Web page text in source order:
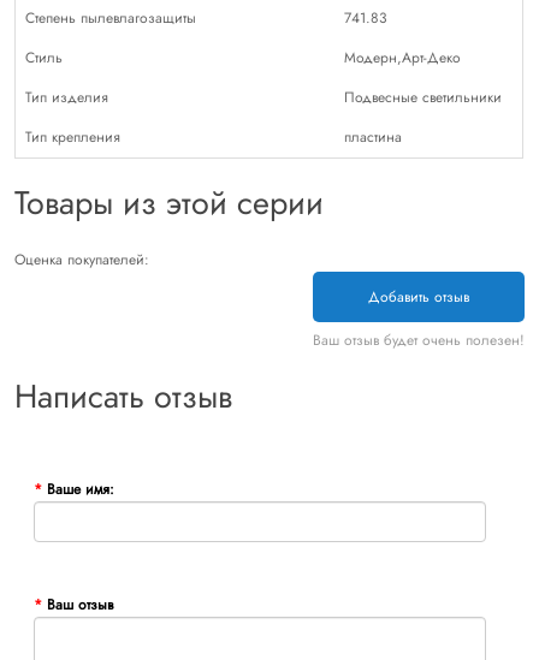
Степень пылевлагозащиты
741.83
Стиль
Модерн,Арт-Деко
Тип изделия
Подвесные светильники
Тип крепления
пластина
Товары из этой серии
Оценка покупателей:
Добавить отзыв
Ваш отзыв будет очень полезен!
Написать отзыв
Ваше имя:
Ваш отзыв